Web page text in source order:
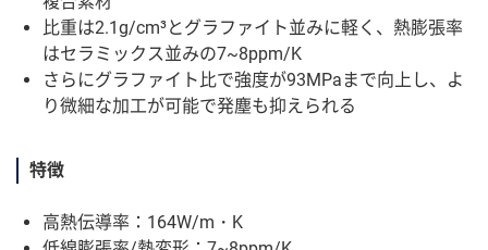
比重は2.1g/cm³とグラファイト並みに軽く、熱膨張率
はセラミックス並みの7~8ppm/K
さらにグラファイト比で強度が93MPaまで向上し、よ
り微細な加工が可能で発塵も抑えられる
特徴
高熱伝導率：164W/m・K